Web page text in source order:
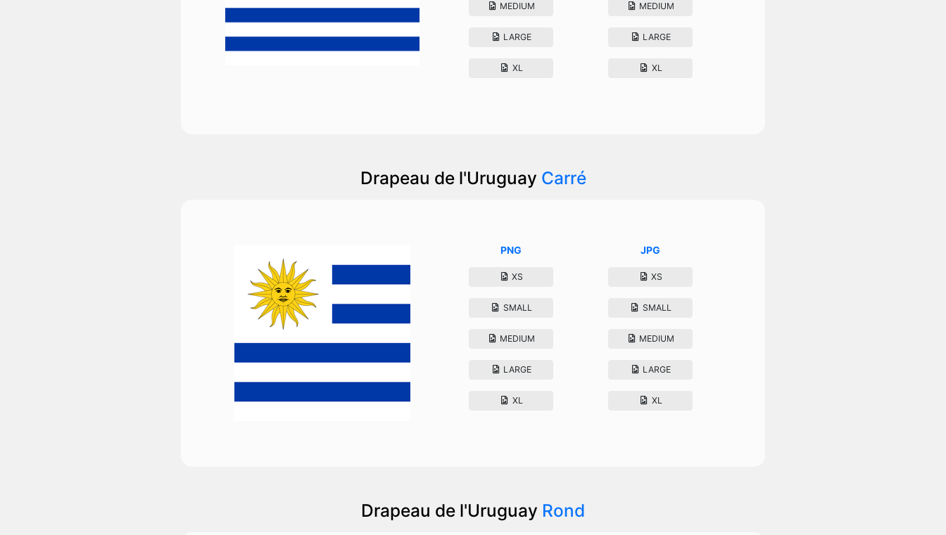
MEDIUM
LARGE
XL
MEDIUM
LARGE
XL
Drapeau de l'Uruguay Carré
PNG
XS
SMALL
MEDIUM
LARGE
XL
JPG
XS
SMALL
MEDIUM
LARGE
XL
Drapeau de l'Uruguay Rond